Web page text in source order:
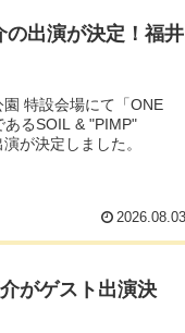
出演が決定！福井
特設会場にて「ONE
あるSOIL & "PIMP"
が決定しました。
2026.08.03
がゲスト出演決